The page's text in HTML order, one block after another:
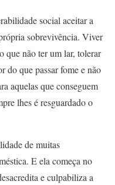
social aceitar a
sobrevivência. Viver
que não ter um lar, tolerar
do que passar fome e não
aquelas que conseguem
lhes é resguardado o
de muitas
E ela começa no
e culpabiliza a